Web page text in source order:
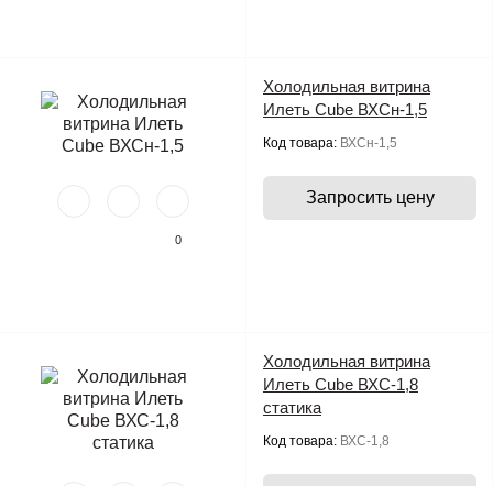
0
Холодильная витрина
Илеть Cube ВХСн-1,5
Код товара: ВХСн-1,5
Запросить цену
Холодильная витрина
Илеть Cube ВХС-1,8
статика
Код товара: ВХС-1,8